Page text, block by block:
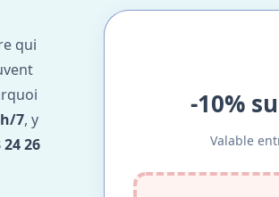
qui
7, y
24 26
-10%
Valable